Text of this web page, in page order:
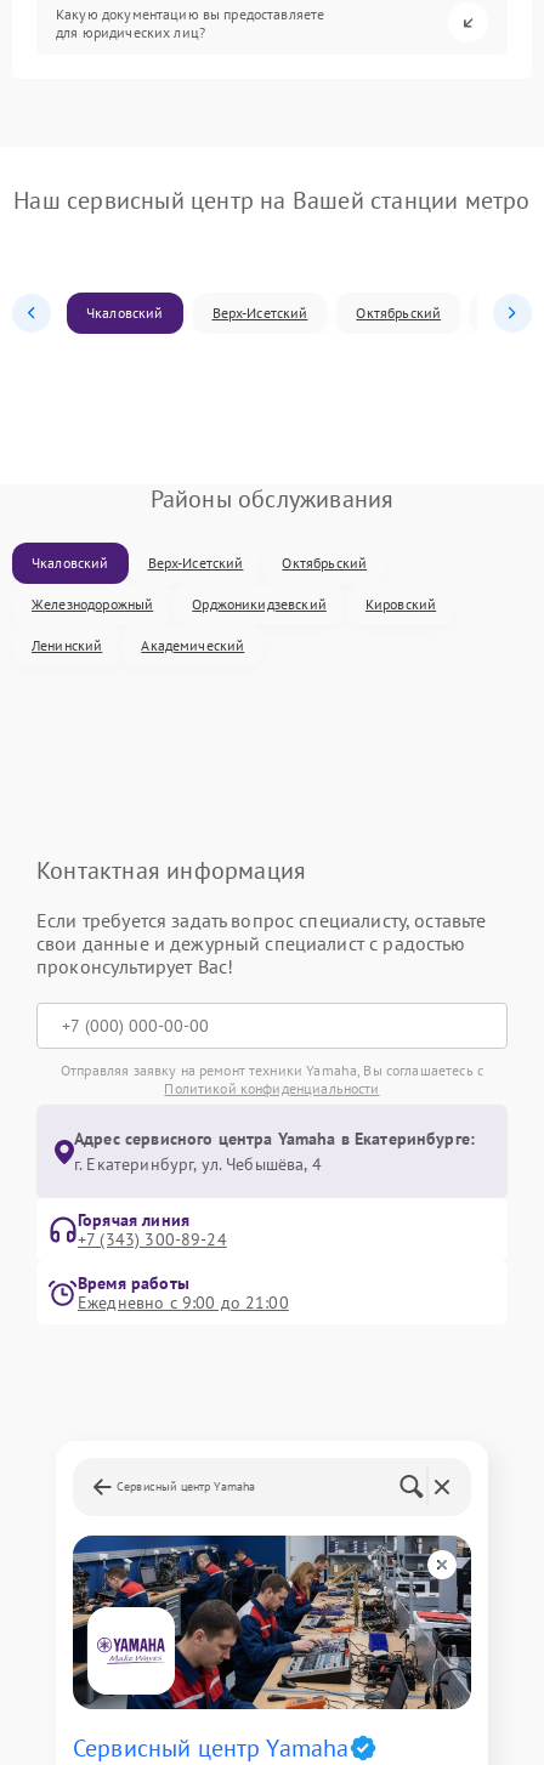
Какую документацию вы предоставляете
для юридических лиц?
Наш сервисный центр на Вашей станции метро
Чкаловский Верх-Исетский Октябрьский
Районы обслуживания
Чкаловский Верх-Исетский Октябрьский
Железнодорожный Орджоникидзевский Кировский
Ленинский Академический
Контактная информация
Если требуется задать вопрос специалисту, оставьте
свои данные и дежурный специалист с радостью
проконсультирует Вас!
Отправляя заявку на ремонт техники Yamaha, Вы соглашаетесь с
Политикой конфиденциальности
Адрес сервисного центра Yamaha в Екатеринбурге:
г. Екатеринбург, ул. Чебышёва, 4
Горячая линия
+7 (343) 300-89-24
Время работы
Ежедневно с 9:00 до 21:00
Сервисный центр Yamaha
Сервисный центр Yamaha